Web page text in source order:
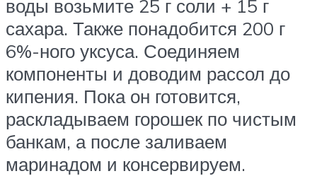
воды возьмите 25 г соли + 15 г
сахара. Также понадобится 200 г
6%-ного уксуса. Соединяем
компоненты и доводим рассол до
кипения. Пока он готовится,
раскладываем горошек по чистым
банкам, а после заливаем
маринадом и консервируем.